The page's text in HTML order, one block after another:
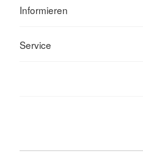
Informieren
Service